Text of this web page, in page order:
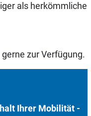
als herkömmliche
zur Verfügung.
Ihrer Mobilität -